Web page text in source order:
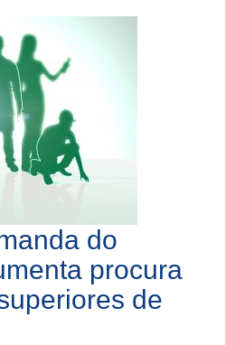
do
procura
de